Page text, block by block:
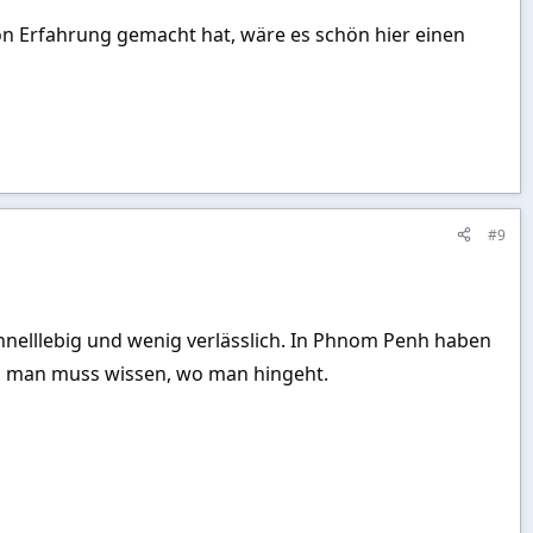
Erfahrung gemacht hat, wäre es schön hier einen
#9
und wenig verlässlich. In Phnom Penh haben
muss wissen, wo man hingeht.